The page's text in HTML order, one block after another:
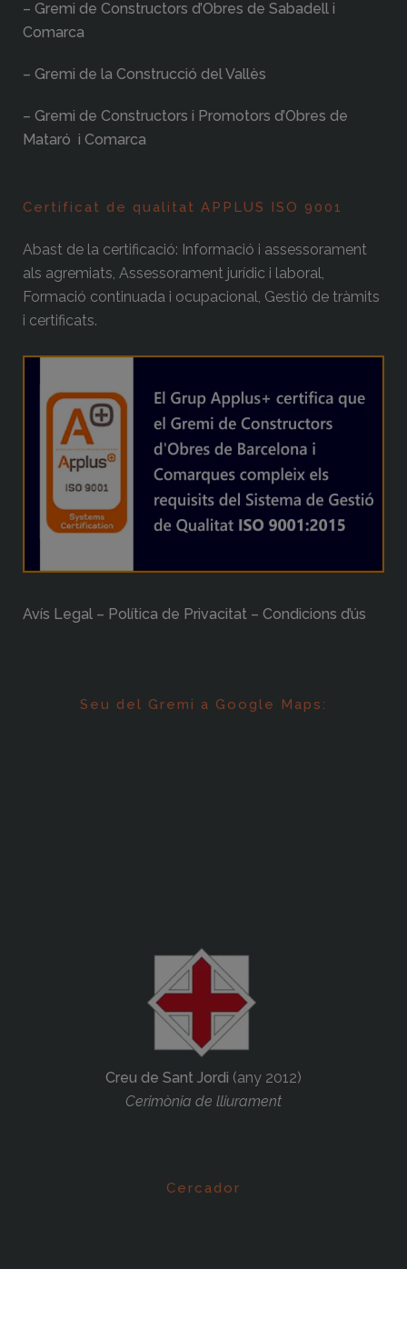
– Gremi de Constructors d’Obres de Sabadell i
Comarca
– Gremi de la Construcció del Vallès
– Gremi de Constructors i Promotors d’Obres de
Mataró i Comarca
Certificat de qualitat APPLUS ISO 9001
Abast de la certificació: Informació i assessorament
als agremiats, Assessorament jurídic i laboral,
Formació continuada i ocupacional, Gestió de tràmits
i certificats.
Avís Legal – Política de Privacitat – Condicions d’ús
Seu del Gremi a Google Maps:
Creu de Sant Jordi (any 2012)
Cerimònia de lliurament
Cercador